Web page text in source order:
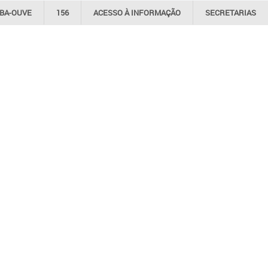
OUVE 156 ACESSO ÀINFORMAÇÃO SECRETARIAS